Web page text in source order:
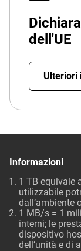
dell'UE
Ulteriori
Informazioni
1 TB equivale
utilizzabile
dall’ambiente
1 MB/s = 1
interni; le
dispositivo
dell’unità e di